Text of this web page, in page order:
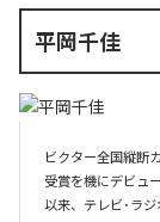
平岡千佳
ビクター全国縦断
受賞を機にデビュー
以来、テレビ･ラジ